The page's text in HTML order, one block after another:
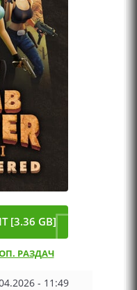
[3.36 GB]
РАЗДАЧ
- 11:49